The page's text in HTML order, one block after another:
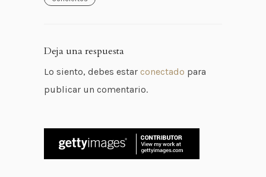
Deja una respuesta
Lo siento, debes estar conectado para
publicar un comentario.